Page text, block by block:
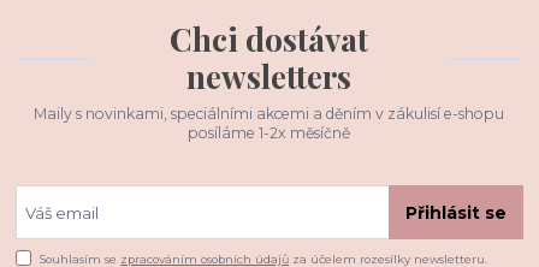
Chci dostávat
newsletters
Maily s novinkami, speciálními akcemi a děním v zákulisí e-shopu
posíláme 1-2x měsíčně
Přihlásit se
Souhlasím se zpracováním osobních údajů za účelem rozesílky newsletteru.